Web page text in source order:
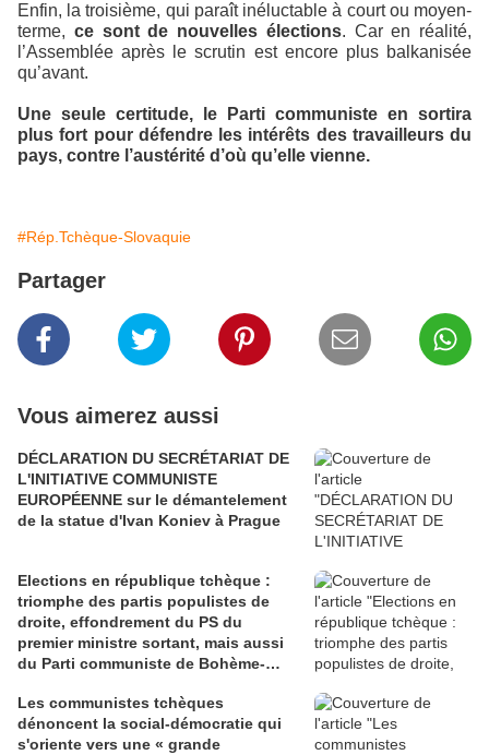
Enfin, la troisième, qui paraît inéluctable à court ou moyen-
terme, ce sont de nouvelles élections. Car en réalité,
l’Assemblée après le scrutin est encore plus balkanisée
qu’avant.
Une seule certitude, le Parti communiste en sortira
plus fort pour défendre les intérêts des travailleurs du
pays, contre l’austérité d’où qu’elle vienne.
#Rép.Tchèque-Slovaquie
Partager
Vous aimerez aussi
DÉCLARATION DU SECRÉTARIAT DE
L'INITIATIVE COMMUNISTE
EUROPÉENNE sur le démantelement
de la statue d'Ivan Koniev à Prague
Elections en république tchèque :
triomphe des partis populistes de
droite, effondrement du PS du
premier ministre sortant, mais aussi
du Parti communiste de Bohème-
Les communistes tchèques
dénoncent la social-démocratie qui
s'oriente vers une « grande